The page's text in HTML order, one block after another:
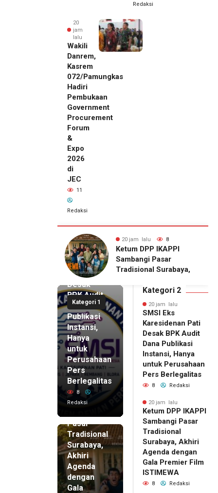
Redaksi
20
jam
lalu
Wakili
Danrem,
Kasrem
072/Pamungkas
Hadiri
Pembukaan
Government
Procurement
Forum
&
Expo
2026
di
JEC
11
Redaksi
20 jam lalu 11
Wakili Danrem, Kasrem
072/Pamungkas Hadiri
Pembukaan Government
Expo 2026 di JEC
Kategori 1
20 jam lalu
SMSI Eks
Karesidenan
Pati
Desak
BPK Audit
Dana
Publikasi
Instansi,
Hanya
untuk
Perusahaan
Pers
Berlegalitas
8
Redaksi
20 jam lalu
Ketum
DPP
IKAPPI
Pasar
Tradisional
Surabaya,
Akhiri
Agenda
dengan
Gala
Kategori 2
20 jam lalu
SMSI Eks
Karesidenan Pati
Desak BPK Audit
Dana Publikasi
Instansi, Hanya
untuk Perusahaan
Pers Berlegalitas
8 Redaksi
20 jam lalu
Ketum DPP IKAPPI
Sambangi Pasar
Tradisional
Surabaya, Akhiri
Agenda dengan
Gala Premier Film
ISTIMEWA
8 Redaksi